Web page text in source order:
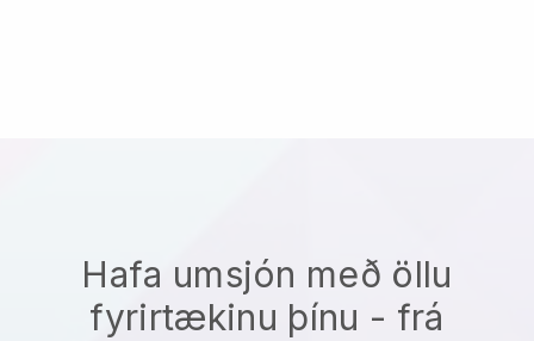
Hafa umsjón með öllu
fyrirtækinu þínu - frá